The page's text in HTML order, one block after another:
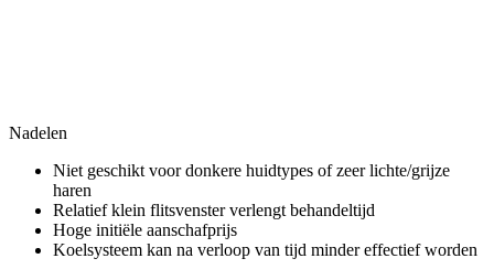
Nadelen
Niet geschikt voor donkere huidtypes of zeer lichte/grijze
haren
Relatief klein flitsvenster verlengt behandeltijd
Hoge initiële aanschafprijs
Koelsysteem kan na verloop van tijd minder effectief worden